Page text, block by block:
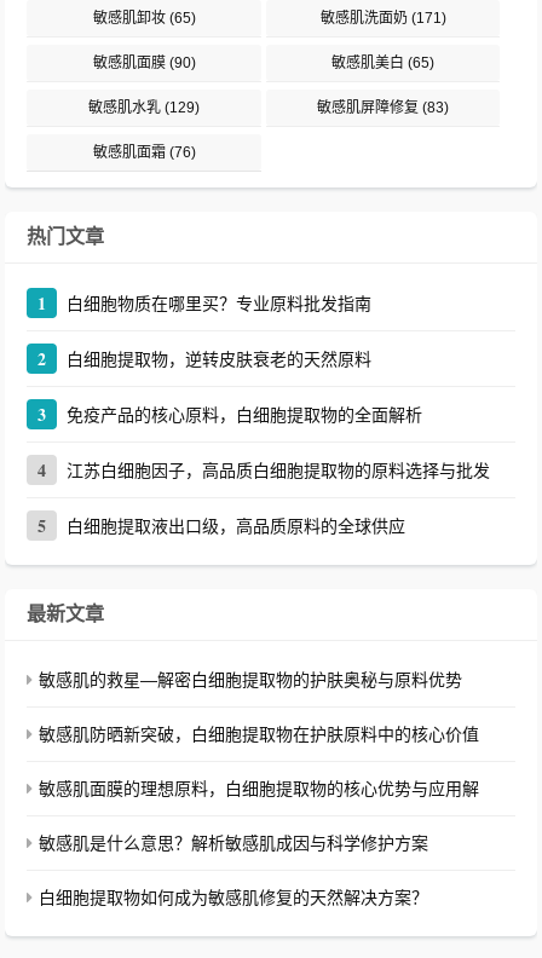
敏感肌卸妆(65) 敏感肌洗面奶(171)
敏感肌面膜(90) 敏感肌美白 (65)
敏感肌水乳 (129) 敏感肌屏障修复 (83)
敏感肌面霜(76)
热门文章
1 白细胞物质在哪里买？专业原料批发指南
2 白细胞提取物，逆转皮肤衰老的天然原料
3 免疫产品的核心原料，白细胞提取物的全面解析
4 江苏白细胞因子，高品质白细胞提取物的原料选择与批发
5 白细胞提取液出口级，高品质原料的全球供应
最新文章
敏感肌的救星—解密白细胞提取物的护肤奥秘与原料优势
敏感肌防晒新突破，白细胞提取物在护肤原料中的核心价值
敏感肌面膜的理想原料，白细胞提取物的核心优势与应用解
敏感肌是什么意思？解析敏感肌成因与科学修护方案
白细胞提取物如何成为敏感肌修复的天然解决方案？